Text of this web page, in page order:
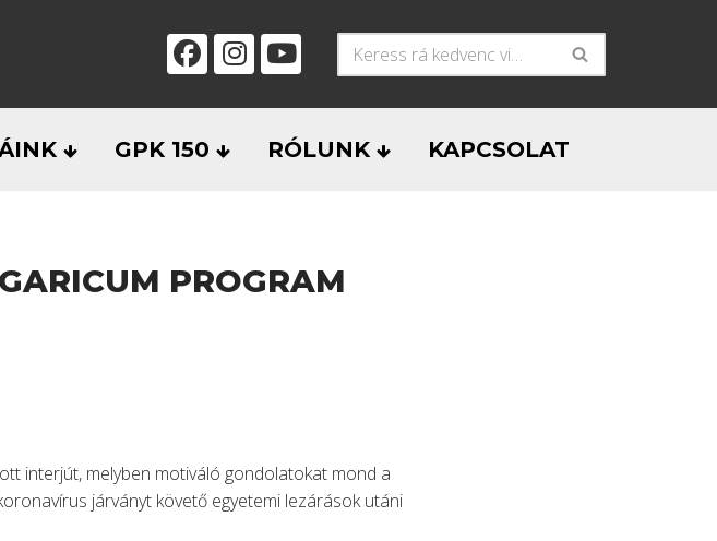
GPK 150 RÓLUNK KAPCSOLAT
PROGRAM
interjút, melyben motiváló gondolatokat mond a
járványt követő egyetemi lezárások utáni